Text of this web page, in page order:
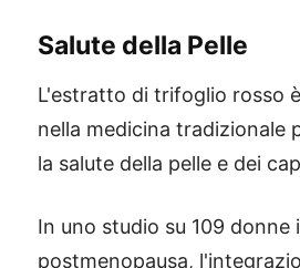
Salute della Pelle
L'estratto di trifoglio rosso
nella medicina tradizionale
la salute della pelle e dei
In uno studio su 109 donne
postmenopausa,